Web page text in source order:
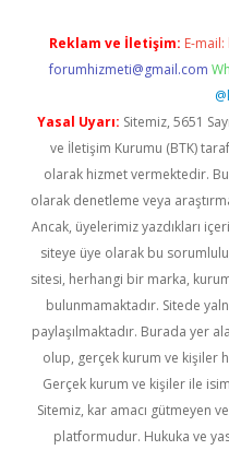
Reklam ve İletişim: E-mail:
forumhizmeti@gmail.com
Yasal Uyarı: Sitemiz, 5651
ve İletişim Kurumu (BTK)
olarak hizmet vermektedir.
olarak denetleme veya
Ancak, üyelerimiz yazdıkları
siteye üye olarak bu
sitesi, herhangi bir marka,
bulunmamaktadır. Sitede
paylaşılmaktadır. Burada yer
olup, gerçek kurum ve kişiler
Gerçek kurum ve kişiler ile
Sitemiz, kar amacı gütmeyen
platformudur. Hukuka ve